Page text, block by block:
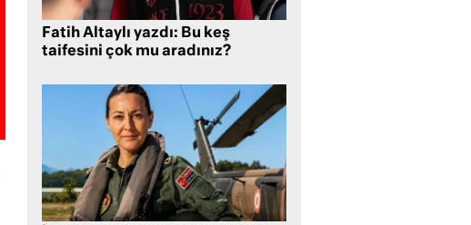
Fatih Altaylı yazdı: Bu keş
taifesini çok mu aradınız?